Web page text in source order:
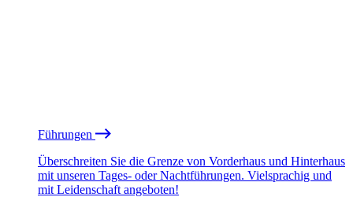
Führungen
Überschreiten Sie die Grenze von Vorderhaus und Hinterhaus
mit unseren Tages- oder Nachtführungen. Vielsprachig und
mit Leidenschaft angeboten!